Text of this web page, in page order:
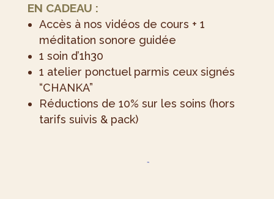
EN CADEAU :
Accès à nos vidéos de cours + 1
méditation sonore guidée
1 soin d’1h30
1 atelier ponctuel parmis ceux signés
“CHANKA”
Réductions de 10% sur les soins (hors
tarifs suivis & pack)